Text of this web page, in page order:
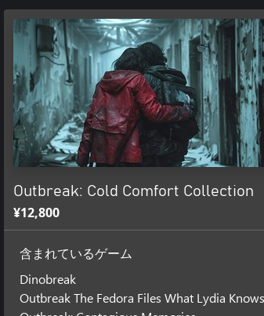
Outbreak: Cold Comfort Collection
¥12,800
含まれているゲーム
Dinobreak
Outbreak The Fedora Files What Lydia Knows